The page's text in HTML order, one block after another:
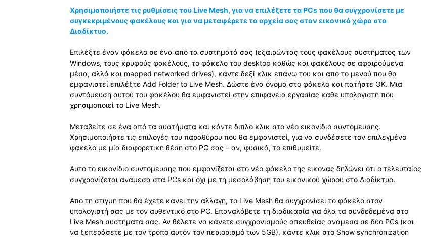
Χρησιμοποιήστε τις ρυθμίσεις του Live Mesh, για να επιλέξετε τα PCs που θα συγχρονίσετε με
συγκεκριμένους φακέλους και για να μεταφέρετε τα αρχεία σας στον εικονικό χώρο στο
Διαδίκτυο.
Επιλέξτε έναν φάκελο σε ένα από τα συστήματά σας (εξαιρώντας τους φακέλους συστήματος των
Windows, τους κρυφούς φακέλους, το φάκελο του desktop καθώς και φακέλους σε αφαιρούμενα
μέσα, αλλά και mapped networked drives), κάντε δεξί κλικ επάνω του και από το μενού που θα
εμφανιστεί επιλέξτε Add Folder to Live Mesh. Δώστε ένα όνομα στο φάκελο και πατήστε OK. Μια
συντόμευση αυτού του φακέλου θα εμφανιστεί στην επιφάνεια εργασίας κάθε υπολογιστή που
χρησιμοποιεί το Live Mesh.
Μεταβείτε σε ένα από τα συστήματα και κάντε διπλό κλικ στο νέο εικονίδιο συντόμευσης.
Χρησιμοποιήστε τις επιλογές του παραθύρου που θα εμφανιστεί, για να συνδέσετε τον επιλεγμένο
φάκελο με μία διαφορετική θέση στο PC σας – αν, φυσικά, το επιθυμείτε.
Αυτό το εικονίδιο συντόμευσης που εμφανίζεται στο νέο φάκελο της εικόνας δηλώνει ότι ο τελευταίος
συγχρονίζεται ανάμεσα στα PCs και όχι με τη μεσολάβηση του εικονικού χώρου στο Διαδίκτυο.
Από τη στιγμή που θα έχετε κάνει την αλλαγή, το Live Mesh θα συγχρονίσει το φάκελο στον
υπολογιστή σας με τον αυθεντικό στο PC. Επαναλάβετε τη διαδικασία για όλα τα συνδεδεμένα στο
Live Mesh συστήματά σας. Αν θέλετε να κάνετε συγχρονισμούς απευθείας ανάμεσα σε δύο PCs (και
να ξεπεράσετε με τον τρόπο αυτόν τον περιορισμό των 5GB), κάντε κλικ στο Show synchronization